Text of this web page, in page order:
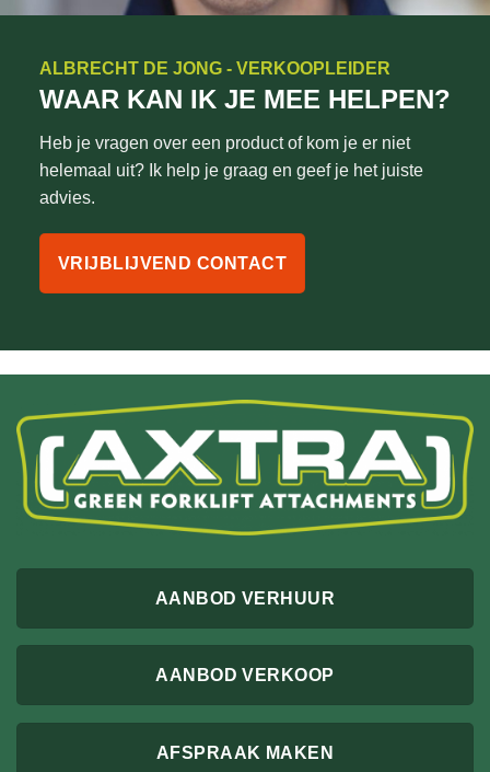
ALBRECHT DE JONG - VERKOOPLEIDER
WAAR KAN IK JE MEE HELPEN?
Heb je vragen over een product of kom je er niet
helemaal uit? Ik help je graag en geef je het juiste
advies.
VRIJBLIJVEND CONTACT
AANBOD VERHUUR
AANBOD VERKOOP
AFSPRAAK MAKEN